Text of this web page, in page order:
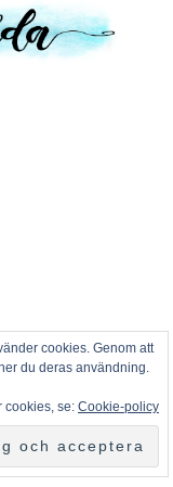
cookies. Genom att
du deras användning.
cookies, se: Cookie-policy